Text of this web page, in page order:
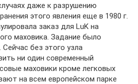
даже к разрушению
этого явления еще в 1980 г.
заказ для LuK на
маховика. Задание было
без этого узла
ни один современный
маховики кроме легковых
на всем европейском парке